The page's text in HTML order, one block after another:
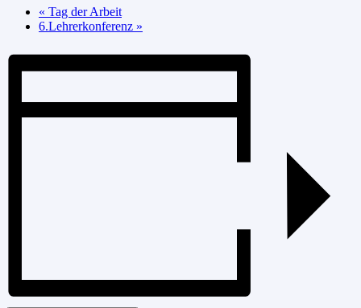
« Tag der Arbeit
6.Lehrerkonferenz »